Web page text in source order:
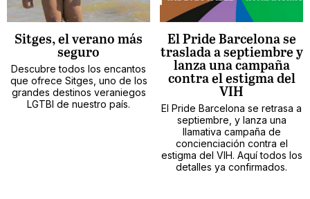
Sitges, el verano más
seguro
Descubre todos los encantos
que ofrece Sitges, uno de los
grandes destinos veraniegos
LGTBI de nuestro país.
El Pride Barcelona se
traslada a septiembre y
lanza una campaña
contra el estigma del
VIH
El Pride Barcelona se retrasa a
septiembre, y lanza una
llamativa campaña de
concienciación contra el
estigma del VIH. Aquí todos los
detalles ya confirmados.